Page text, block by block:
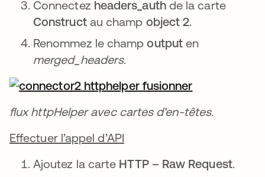
Connectez headers_authde la carte
Constructau champ object 2
Renommez le champoutputen
merged_headers.
flux httpHelper avec cartes d'en-têtes.
Effectuer l’appel d’API
Ajoutez la carte HTTP – Raw Request.